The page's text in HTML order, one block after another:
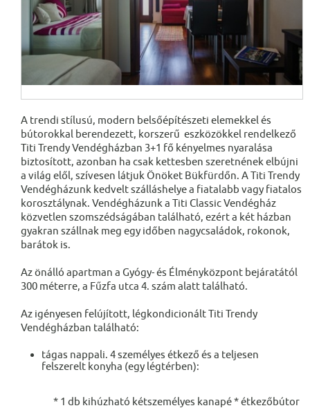
A trendi stílusú, modern belsőépítészeti elemekkel és
bútorokkal berendezett, korszerű eszközökkel rendelkező
Titi Trendy Vendégházban 3+1 fő kényelmes nyaralása
biztosított, azonban ha csak kettesben szeretnének elbújni
a világ elől, szívesen látjuk Önöket Bükfürdőn. A Titi Trendy
Vendégházunk kedvelt szálláshelye a fiatalabb vagy fiatalos
korosztálynak. Vendégházunk a Titi Classic Vendégház
közvetlen szomszédságában található, ezért a két házban
gyakran szállnak meg egy időben nagycsaládok, rokonok,
barátok is.
Az önálló apartman a Gyógy- és Élményközpont bejáratától
300 méterre, a Fűzfa utca 4. szám alatt található.
Az igényesen felújított, légkondicionált Titi Trendy
Vendégházban található:
tágas nappali. 4 személyes étkező és a teljesen
felszerelt konyha (egy légtérben):
* 1 db kihúzható kétszemélyes kanapé * étkezőbútor